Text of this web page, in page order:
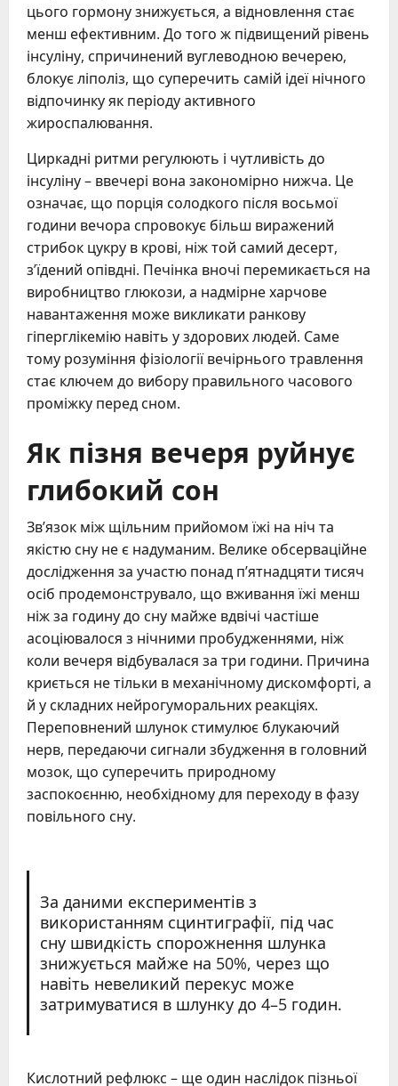
цього гормону знижується, а відновлення стає
менш ефективним. До того ж підвищений рівень
інсуліну, спричинений вуглеводною вечерею,
блокує ліполіз, що суперечить самій ідеї нічного
відпочинку як періоду активного
жироспалювання.
Циркадні ритми регулюють і чутливість до
інсуліну – ввечері вона закономірно нижча. Це
означає, що порція солодкого після восьмої
години вечора спровокує більш виражений
стрибок цукру в крові, ніж той самий десерт,
з’їдений опівдні. Печінка вночі перемикається на
виробництво глюкози, а надмірне харчове
навантаження може викликати ранкову
гіперглікемію навіть у здорових людей. Саме
тому розуміння фізіології вечірнього травлення
стає ключем до вибору правильного часового
проміжку перед сном.
Як пізня вечеря руйнує
глибокий сон
Зв’язок між щільним прийомом їжі на ніч та
якістю сну не є надуманим. Велике обсерваційне
дослідження за участю понад п’ятнадцяти тисяч
осіб продемонструвало, що вживання їжі менш
ніж за годину до сну майже вдвічі частіше
асоціювалося з нічними пробудженнями, ніж
коли вечеря відбувалася за три години. Причина
криється не тільки в механічному дискомфорті, а
й у складних нейрогуморальних реакціях.
Переповнений шлунок стимулює блукаючий
нерв, передаючи сигнали збудження в головний
мозок, що суперечить природному
заспокоєнню, необхідному для переходу в фазу
повільного сну.
За даними експериментів з
використанням сцинтиграфії, під час
сну швидкість спорожнення шлунка
знижується майже на 50%, через що
навіть невеликий перекус може
затримуватися в шлунку до 4–5 годин.
Кислотний рефлюкс – ще один наслідок пізньої